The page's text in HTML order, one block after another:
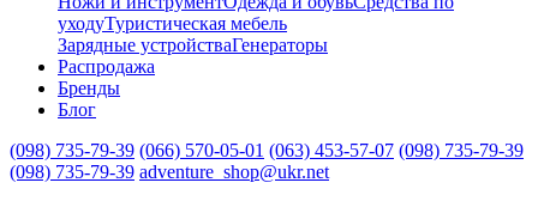
уходуТуристическая мебель
Зарядные устройстваГенераторы
Распродажа
Бренды
Блог
(098) 735-79-39 (066) 570-05-01 (063) 453-57-07 (098) 735-79-39
(098) 735-79-39 adventure_shop@ukr.net